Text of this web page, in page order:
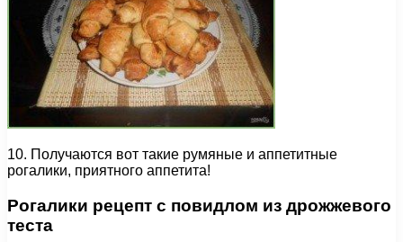
10. Получаются вот такие румяные и аппетитные
рогалики, приятного аппетита!
Рогалики рецепт с повидлом из дрожжевого
теста